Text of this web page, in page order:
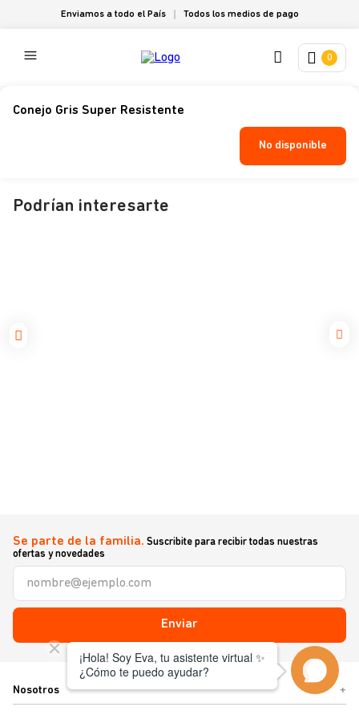
Enviamos a todo el País Todos los medios de pago
0
Conejo Gris Super Resistente
No disponible
Podrían interesarte
Se parte de la familia. Suscribite para recibir todas nuestras
ofertas y novedades
Enviar
Nosotros +